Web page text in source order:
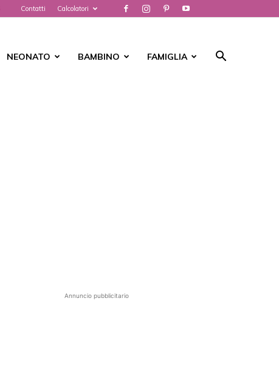
Contatti Calcolatori
NEONATO BAMBINO FAMIGLIA
Annuncio pubblicitario